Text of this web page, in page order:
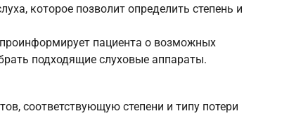
которое позволит определить степень и
пациента о возможных
подходящие слуховые аппараты.
соответствующую степени и типу потери